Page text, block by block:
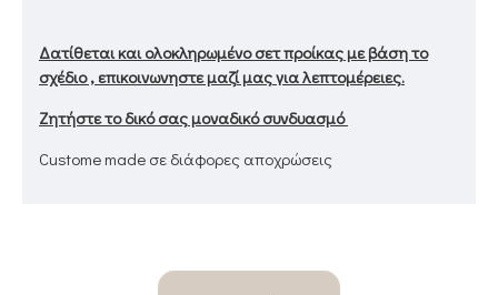
Δατίθεται και ολοκληρωμένο σετ προίκας με βάση το
σχέδιο , επικοινωνηστε μαζί μας για λεπτομέρειες.
Ζητήστε το δικό σας μοναδικό συνδυασμό
Custome made σε διάφορες αποχρώσεις